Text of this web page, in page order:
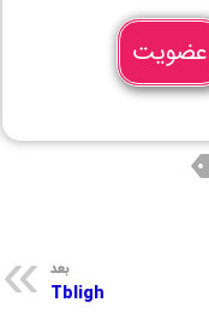
عضویت
بعد
Tbligh